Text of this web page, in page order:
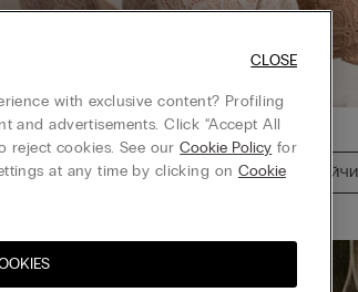
НАШИ ЦЕЛИ УПАКОВКА
with exclusive content? Profiling
and advertisements. Click “Accept All
reject cookies. See ourCookie Policy for
at any time by clicking on Cookie
CLOSE